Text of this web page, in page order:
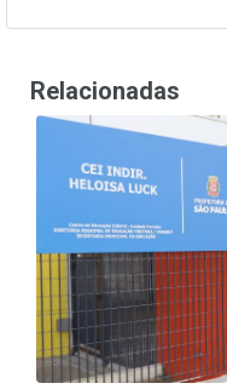
Relacionadas